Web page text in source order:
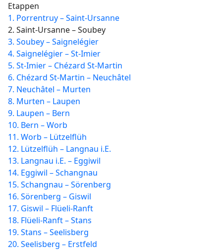
Etappen
1. Porrentruy – Saint-Ursanne
2. Saint-Ursanne – Soubey
3. Soubey – Saignelégier
4. Saignelégier – St-Imier
5. St-Imier – Chézard St-Martin
6. Chézard St-Martin – Neuchâtel
7. Neuchâtel – Murten
8. Murten – Laupen
9. Laupen – Bern
10. Bern – Worb
11. Worb – Lützelflüh
12. Lützelflüh – Langnau i.E.
13. Langnau i.E. – Eggiwil
14. Eggiwil – Schangnau
15. Schangnau – Sörenberg
16. Sörenberg – Giswil
17. Giswil – Flüeli-Ranft
18. Flüeli-Ranft – Stans
19. Stans – Seelisberg
20. Seelisberg – Erstfeld